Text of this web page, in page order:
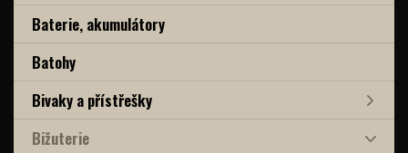
Baterie, akumulátory
Batohy
Bivaky a přístřešky
Bižuterie